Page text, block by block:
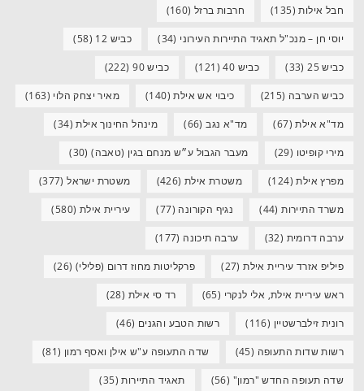
חבל אילות(135) חרבות ברזל (160)
יוסי חן – מנכ"ל תאגיד התיירות העירוני (34) כביש 12 (58)
כביש 25 (33) כביש 40 (121) כביש 90 (222)
כביש הערבה (215) כיבוי אש אילת(140) מאיר יצחק הלוי (163)
מד"א אילת(67) מד"א נגב(66) מינהל החינוך אילת(34)
מירי קופיטו (29) מעבר הגבול ע״ש מנחם בגין (טאבה)(30)
מפרץ אילת(124) משטרת אילת (426) משטרת ישראל(377)
משרד התיירות(44) נגיף הקורונה (77) עיריית אילת (580)
ערבה דרומית (32) ערבה תיכונה (177)
פיליפ אזרד עיריית אילת(27) פרקליטות מחוז דרום (פלילי) (26)
ראש עיריית אילת, אלי לנקרי (65) רד סי אילת (28)
רונית זילברשטיין (116) רשות הטבע והגנים (46)
רשות שדות התעופה (45) שדה התעופה ע"ש אילן ואסף רמון (81)
שדה תעופה החדש "רמון" (56) תאגיד התיירות(35)